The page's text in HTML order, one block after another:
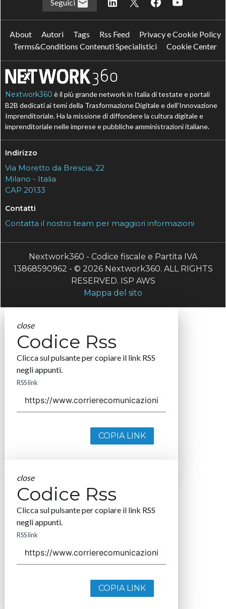
Seguici
About Autori Tags Rss Feed
Privacy e Cookie Policy
Terms&Conditions Contenuti Specialistici
Cookie Center
Nextwork360 è il più grande network in Italia di testate e portali
B2B dedicati ai temi della Trasformazione Digitale e dell’Innovazione
Imprenditoriale. Ha la missione di diffondere la cultura digitale e
imprenditoriale nelle imprese e pubbliche amministrazioni italiane.
Indirizzo
Via Moretto da Brescia, 22
Milano - Italia
CAP 20133
Contatti
Contatta il nostro team per maggiori informazioni
Nextwork360 - Codice fiscale e Partita IVA
13868590962 - © 2026 Nextwork360. ALL RIGHTS
RESERVED. ISP AWS
Mappa del sito
close
Codice Rss
Clicca sul pulsante per copiare il link RSS
negli appunti.
RSS link
COPIA LINK
close
Codice Rss
Clicca sul pulsante per copiare il link RSS
negli appunti.
RSS link
COPIA LINK